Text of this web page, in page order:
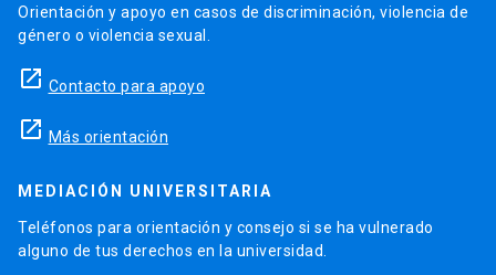
Orientación y apoyo en casos de discriminación, violencia de
género o violencia sexual.
launch Contacto para apoyo
launch Más orientación
MEDIACIÓN UNIVERSITARIA
Teléfonos para orientación y consejo si se ha vulnerado
alguno de tus derechos en la universidad.